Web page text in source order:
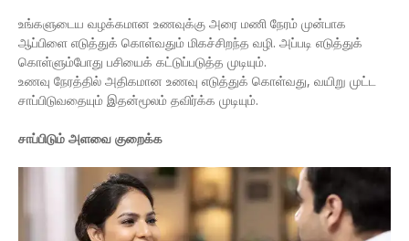
உங்களுடைய வழக்கமான உணவுக்கு அரை மணி நேரம் முன்பாக
ஆப்பிளை எடுத்துக் கொள்வதும் மிகச்சிறந்த வழி. அப்படி எடுத்துக்
கொள்ளும்போது பசியைக் கட்டுப்படுத்த முடியும்.
உணவு நேரத்தில் அதிகமான உணவு எடுத்துக் கொள்வது, வயிறு முட்ட
சாப்பிடுவதையும் இதன்மூலம் தவிர்க்க முடியும்.
​சாப்பிடும் அளவை குறைக்க